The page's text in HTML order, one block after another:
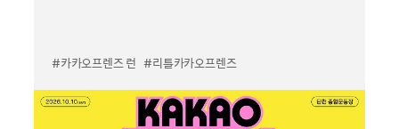
#카카오프렌즈 런 #리틀카카오프렌즈